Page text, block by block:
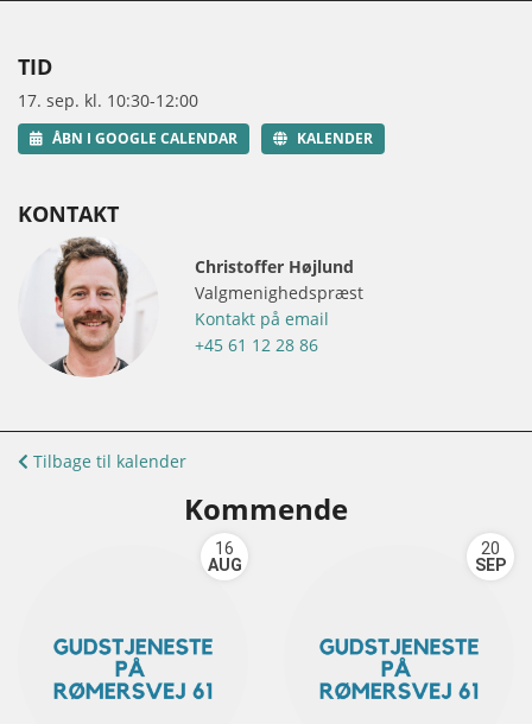
TID
17. sep. kl. 10:30-12:00
ÅBN I GOOGLE CALENDAR KALENDER
KONTAKT
Christoffer Højlund
Valgmenighedspræst
Kontakt på email
+45 61 12 28 86
Tilbage til kalender
Kommende
16
AUG
20
SEP